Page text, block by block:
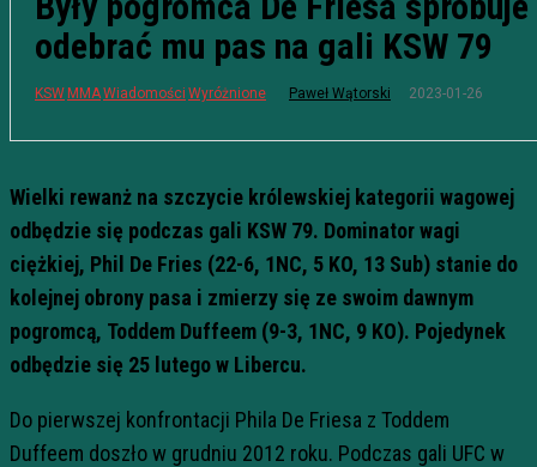
odebrać mu pas na gali KSW 79
KSWMMAWiadomości Wyróżnione Paweł Wątorski 2023-01-26
Wielki rewanż na szczycie królewskiej kategorii wagowej
odbędzie się podczas gali KSW 79. Dominator wagi
ciężkiej, Phil De Fries (22-6, 1NC, 5 KO, 13 Sub) stanie do
kolejnej obrony pasa i zmierzy się ze swoim dawnym
pogromcą, Toddem Duffeem (9-3, 1NC, 9 KO). Pojedynek
odbędzie się 25 lutego w Libercu.
Do pierwszej konfrontacji Phila De Friesa z Toddem
Duffeem doszło w grudniu 2012 roku. Podczas gali UFC w